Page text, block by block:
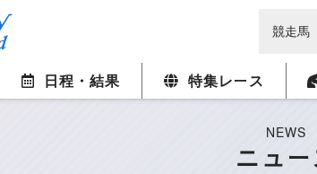
日程・結果 特集レース
NEWS
ニュー